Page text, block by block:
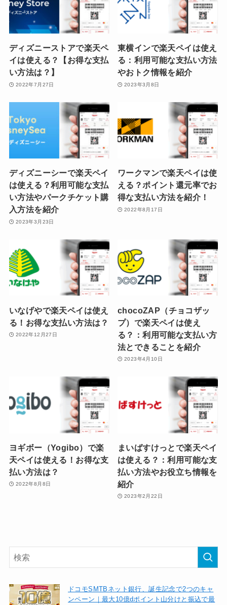
ディズニーストアで楽天ペ
イは使える？【お得な支払
い方法は？】
2022年7月27日
東横インで楽天ペイは使え
る：利用可能な支払い方法
やおトク情報を紹介
2023年3月8日
ディズニーシーで楽天ペイ
は使える？利用可能な支払
い方法やパークチケット購
入方法を紹介
2023年3月23日
ワークマンで楽天ペイは使
える？ポイント還元率でお
得な支払い方法を紹介！
2022年8月17日
いなげやで楽天ペイは使え
る！お得な支払い方法は？
2022年12月27日
chocoZAP（チョコザッ
プ）で楽天ペイは使え
る？：利用可能な支払い方
法とできることを紹介
2023年4月10日
ヨギボー（Yogibo）で楽
天ペイは使える！お得な支
払い方法は？
2022年8月8日
まいばすけっとで楽天ペイ
は使える？：利用可能な支
払い方法やお役立ち情報を
紹介
2023年2月22日
ドコモSMTBネット銀行、誕生記念で2つのキャ
ンペーン｜最大10億dポイント山分けと振込で最